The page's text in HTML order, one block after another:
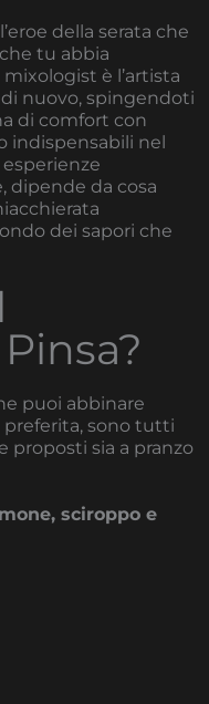
della serata che
tu abbia
è l’artista
nuovo, spingendoti
di comfort con
indispensabili nel
dipende da cosa
dei sapori che
puoi abbinare
sono tutti
proposti sia a pranzo
sciroppo e